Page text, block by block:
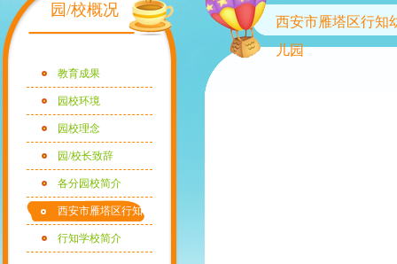
园/校概况
教育成果
园校环境
园校理念
园/校长致辞
各分园校简介
西安市雁塔区行知
幼儿园
行知学校简介
西安市雁塔区行知
儿园